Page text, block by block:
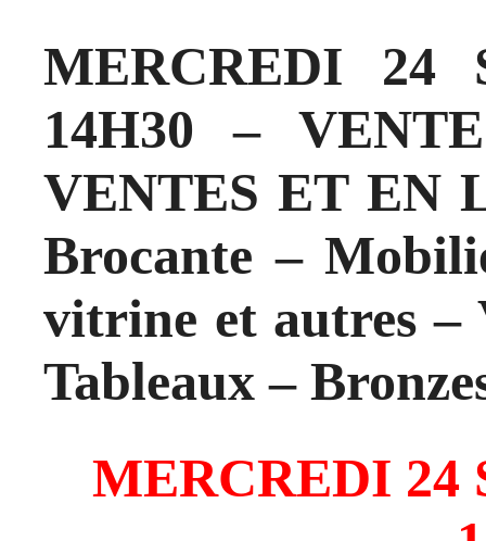
MERCREDI 24
14H30 –
VENTES ET EN
Brocante –
vitrine et autres –
Tableaux –
MERCREDI 24